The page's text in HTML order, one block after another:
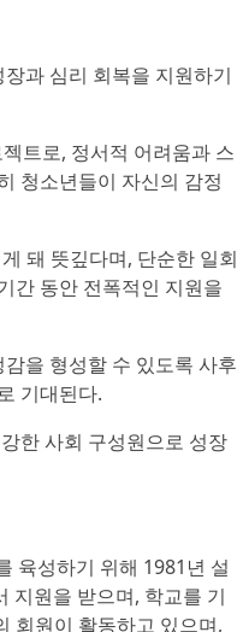
과 심리 회복을 지원하기
트로, 정서적 어려움과 스
청소년들이 자신의 감정
돼 뜻깊다며, 단순한 일회
간 동안 전폭적인 지원을
을 형성할 수 있도록 사후
기대된다.
한 사회 구성원으로 성장
육성하기 위해 1981년 설
지원을 받으며, 학교를 기
회원이 활동하고 있으며,